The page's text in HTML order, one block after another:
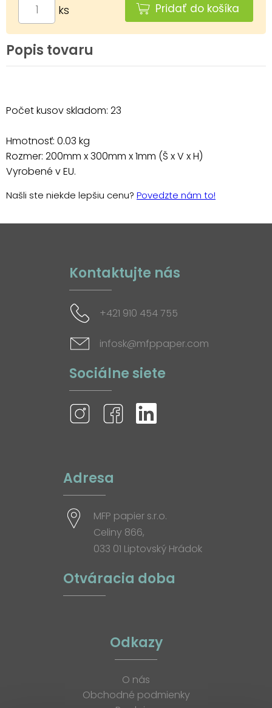
ks Pridať do košíka
Popis tovaru
Počet kusov skladom: 23
Hmotnosť: 0.03 kg
Rozmer: 200mm x 300mm x 1mm (Š x V x H)
Vyrobené v EU.
Našli ste niekde lepšiu cenu? Povedzte nám to!
Kontaktujte nás
+421 910 454 755
infosk@mfppaper.com
Sociálne siete
Adresa
MFP papier s.r.o.
Celiny 866,
033 01 Liptovský Hrádok
Otváracia doba
Odkazy
O nás
Obchodné podmienky